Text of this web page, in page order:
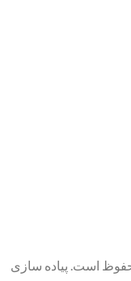
است. پیاده سازی